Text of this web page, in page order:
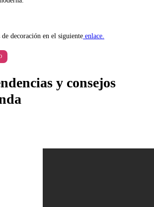
decoración en el siguiente enlace.
y consejos